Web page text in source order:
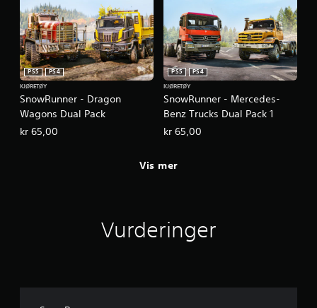
SnowRunner - Dragon
Wagons Dual Pack
PS5
PS4
KJØRETØY
kr 65,00
SnowRunner - Mercedes-
Benz Trucks Dual Pack 1
PS5
PS4
KJØRETØY
kr 65,00
Vis mer
Vurderinger